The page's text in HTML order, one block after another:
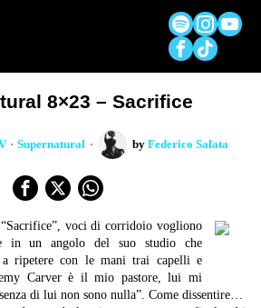
8×23 – Sacrifice
· Supernatural by Federico Salata
voci di corridoio vogliono
in un angolo del suo studio che
a ripetere con le mani trai capelli e
Carver è il mio pastore, lui mi
di lui non sono nulla”. Come dissentire…